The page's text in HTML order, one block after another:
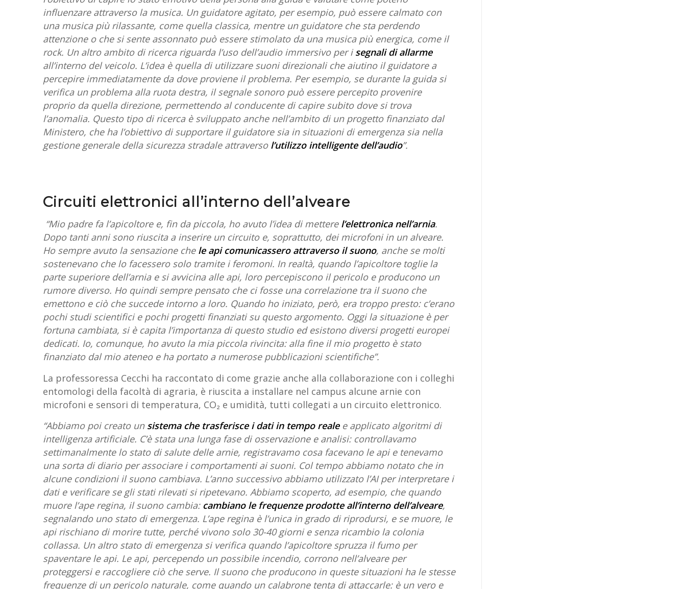
influenzare attraverso la musica. Un guidatore agitato, per esempio, può essere calmato con
una musica più rilassante, come quella classica, mentre un guidatore che sta perdendo
attenzione o che si sente assonnato può essere stimolato da una musica più energica, come il
rock. Un altro ambito di ricerca riguarda l’uso dell’audio immersivo per isegnali di allarme
all’interno del veicolo. L’idea è quella di utilizzare suoni direzionali che aiutino il guidatore a
percepire immediatamente da dove proviene il problema. Per esempio, se durante la guida si
verifica un problema alla ruota destra, il segnale sonoro può essere percepito provenire
proprio da quella direzione, permettendo al conducente di capire subito dove si trova
l’anomalia. Questo tipo di ricerca è sviluppato anche nell’ambito di un progetto finanziato dal
Ministero, che ha l’obiettivo di supportare il guidatore sia in situazioni di emergenza sia nella
gestione generale della sicurezza stradale attraverso l’utilizzo intelligente dell’audio”.
Circuiti elettronici all’interno dell’alveare
“Mio padre fa l’apicoltore e, fin da piccola, ho avuto l’idea di mettere l’elettronica nell’arnia.
Dopo tanti anni sono riuscita a inserire un circuito e, soprattutto, dei microfoni in un alveare.
Ho sempre avuto la sensazione che le api comunicassero attraverso il suono, anche se molti
sostenevano che lo facessero solo tramite i feromoni. In realtà, quando l’apicoltore toglie la
parte superiore dell’arnia e si avvicina alle api, loro percepiscono il pericolo e producono un
rumore diverso. Ho quindi sempre pensato che ci fosse una correlazione tra il suono che
emettono e ciò che succede intorno a loro. Quando ho iniziato, però, era troppo presto: c’erano
pochi studi scientifici e pochi progetti finanziati su questo argomento. Oggi la situazione è per
fortuna cambiata, si è capita l’importanza di questo studio ed esistono diversi progetti europei
dedicati. Io, comunque, ho avuto la mia piccola rivincita: alla fine il mio progetto è stato
finanziato dal mio ateneo e ha portato a numerose pubblicazioni scientifiche”.
La professoressa Cecchi ha raccontato di come grazie anche alla collaborazione con i colleghi
entomologi della facoltà di agraria, è riuscita a installare nel campus alcune arnie con
microfoni e sensori di temperatura, CO₂ e umidità, tutti collegati a un circuito elettronico.
“Abbiamo poi creato un sistema che trasferisce i dati in tempo realee applicato algoritmi di
intelligenza artificiale. C’è stata una lunga fase di osservazione e analisi: controllavamo
settimanalmente lo stato di salute delle arnie, registravamo cosa facevano le api e tenevamo
una sorta di diario per associare i comportamenti ai suoni. Col tempo abbiamo notato che in
alcune condizioni il suono cambiava. L’anno successivo abbiamo utilizzato l’AI per interpretare i
dati e verificare se gli stati rilevati si ripetevano. Abbiamo scoperto, ad esempio, che quando
muore l’ape regina, il suono cambia: cambiano le frequenze prodotte all’interno dell’alveare,
segnalando uno stato di emergenza. L’ape regina è l’unica in grado di riprodursi, e se muore, le
api rischiano di morire tutte, perché vivono solo 30-40 giorni e senza ricambio la colonia
collassa. Un altro stato di emergenza si verifica quando l’apicoltore spruzza il fumo per
spaventare le api. Le api, percependo un possibile incendio, corrono nell’alveare per
proteggersi e raccogliere ciò che serve. Il suono che producono in queste situazioni ha le stesse
frequenze di un pericolo naturale, come quando un calabrone tenta di attaccarle: è un vero e